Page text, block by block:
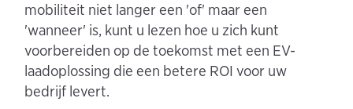
mobiliteit niet langer een 'of' maar een
'wanneer' is, kunt u lezen hoe u zich kunt
voorbereiden op de toekomst met een EV-
laadoplossing die een betere ROI voor uw
bedrijf levert.